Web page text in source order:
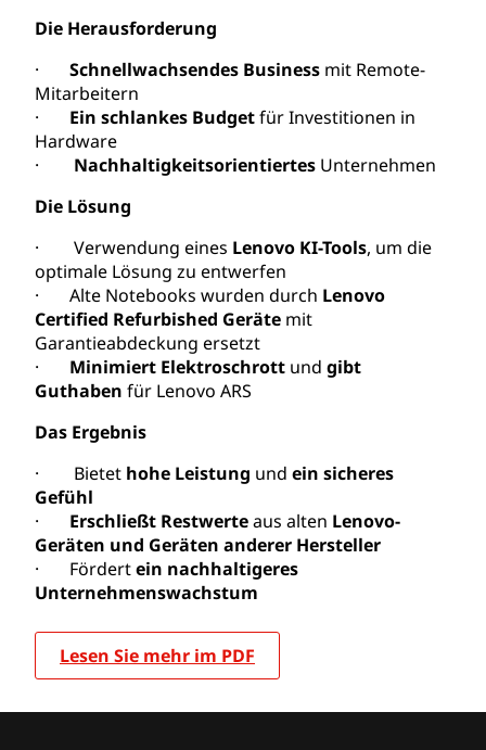
Die Herausforderung
· Schnellwachsendes Business mit Remote-
Mitarbeitern
· Ein schlankes Budgetfür Investitionen in
Hardware
· Nachhaltigkeitsorientiertes Unternehmen
Die Lösung
· Verwendung eines Lenovo KI-Tools, um die
optimale Lösung zu entwerfen
· Alte Notebooks wurden durch Lenovo
Certified Refurbished Geräte mit
Garantieabdeckung ersetzt
· Minimiert Elektroschrott und gibt
Guthaben für Lenovo ARS
Das Ergebnis
· Bietet hohe Leistung und ein sicheres
Gefühl
· Erschließt Restwerteaus alten Lenovo-
Geräten und Geräten anderer Hersteller
· Fördertein nachhaltigeres
Unternehmenswachstum
Lesen Sie mehr im PDF